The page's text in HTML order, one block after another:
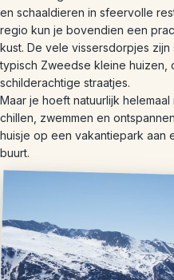
en schaaldieren in sfeervolle
regio kun je bovendien een
kust. De vele vissersdorpjes
typisch Zweedse kleine
schilderachtige straatjes.
Maar je hoeft natuurlijk
chillen, zwemmen en
huisje op een vakantiepark aan
buurt.